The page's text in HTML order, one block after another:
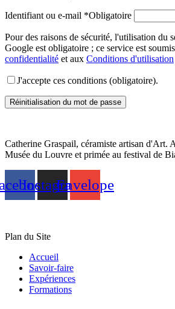
Identifiant ou e-mail *Obligatoire
Pour des raisons de sécurité, l'utilisation du
Google est obligatoire ; ce service est
confidentialité et aux Conditions d'utilisation
J'accepte ces conditions (obligatoire).
Réinitialisation du mot de passe
Catherine Graspail, céramiste artisan d'Art.
Musée du Louvre et primée au festival de
InstagramEnvelope
Plan du Site
Accueil
Savoir-faire
Expériences
Formations